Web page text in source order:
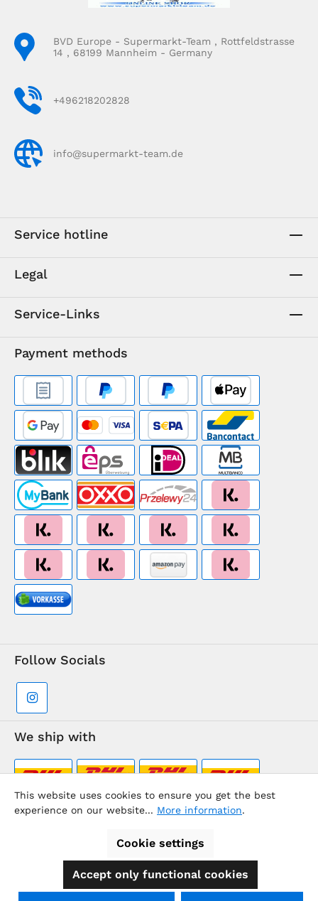
BVD Europe - Supermarkt-Team , Rottfeldstrasse
14 , 68199 Mannheim - Germany
+496218202828
info@supermarkt-team.de
Service hotline
Legal
Service-Links
Payment methods
Follow Socials
We ship with
Supermarkt-Team / BVD Europe Travel Center
All prices incl. VAT plus shipping costsand possible delivery
This website uses cookies to ensure you get the best
experience on our website... More information.
Cookie settings
Accept only functional cookies